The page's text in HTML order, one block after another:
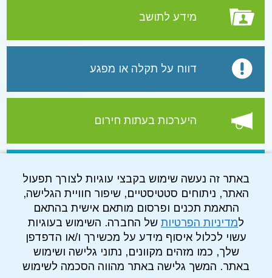
באתר זה נעשה שימוש בקבצי עוגיות לצורך תפעול
האתר, ניתוחים סטטיסטיים, שיפור חוויית הגלישה,
התאמת תכנים ופרסום מותאם אישית בהתאם
למדיניות הפרטיות של החברה. השימוש בעוגיות
עשוי לכלול איסוף מידע על מכשירך ו/או הדפדפן
שלך, כמו מזהים מקוונים, נתוני גלישה ושימוש
באתר. המשך גלישה באתר מהווה הסכמה לשימוש
מידע לתושב
דווח על תקלה או מפגע
היערכות בעתות חירום
עמוד הפייסבוק של התאגיד